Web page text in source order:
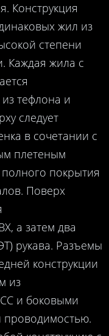
Конструкция
жил из
степени
Каждая жила ​​с
тефлона и
следует
в сочетании с
плетеным
покрытия
Поверх
а затем два
рукава. Разъемы
конструкции
из
и боковыми
проводимостью.